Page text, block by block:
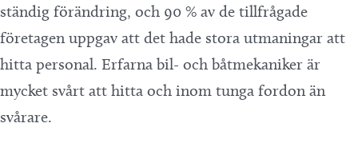
ständig förändring, och 90 % av de tillfrågade
företagen uppgav att det hade stora utmaningar att
hitta personal. Erfarna bil- och båtmekaniker är
mycket svårt att hitta och inom tunga fordon än
svårare.